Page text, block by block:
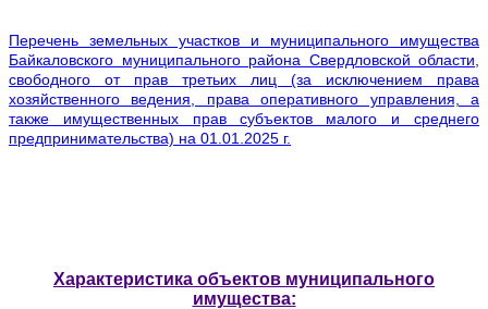
Перечень земельных участков и муниципального имущества
Байкаловского муниципального района Свердловской области,
свободного от прав третьих лиц (за исключением права
хозяйственного ведения, права оперативного управления, а
также имущественных прав субъектов малого и среднего
предпринимательства) на 01.01.2025 г.
Характеристика объектов муниципального
имущества: